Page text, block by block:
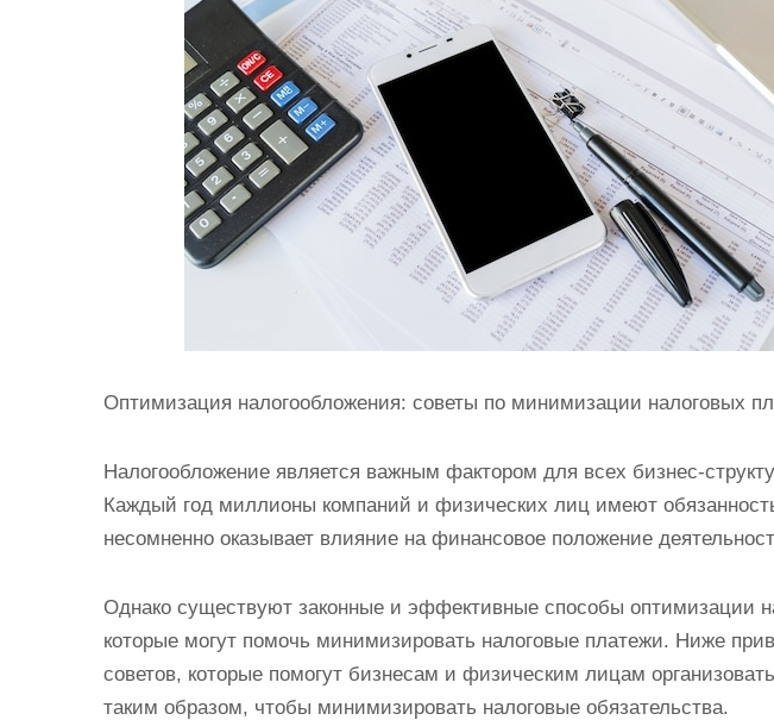
Оптимизация налогообложения: советы по минимизации налоговых
Налогообложение является важным фактором для всех бизнес-
Каждый год миллионы компаний и физических лиц имеют
несомненно оказывает влияние на финансовое положение
Однако существуют законные и эффективные способы оптимизации
которые могут помочь минимизировать налоговые платежи. Ниже
советов, которые помогут бизнесам и физическим лицам
таким образом, чтобы минимизировать налоговые обязательства.